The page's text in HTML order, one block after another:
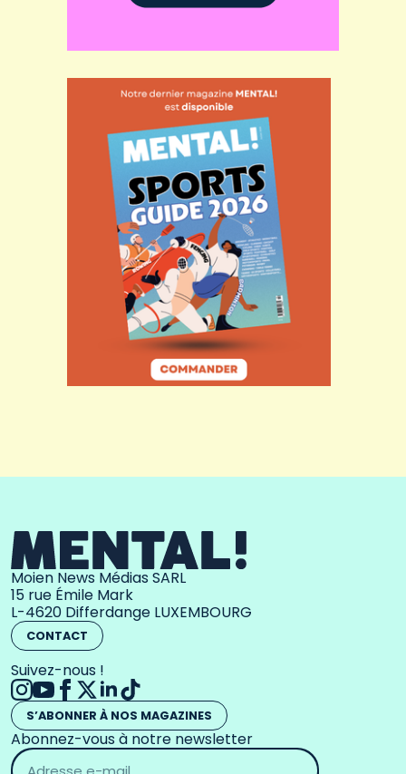
Moien News Médias SARL
15 rue Émile Mark
L-4620 Differdange LUXEMBOURG
CONTACT
Suivez-nous !
S’ABONNER À NOS MAGAZINES
Abonnez-vous à notre newsletter
Adresse
email